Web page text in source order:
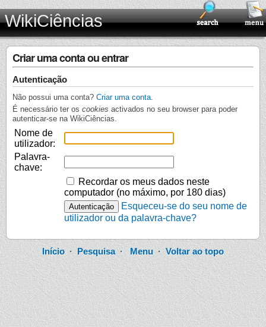
WikiCiências
Criar uma conta ou entrar
Autenticação
Não possui uma conta? Criar uma conta
É necessário ter os cookies activados no seu browser para poder
autenticar-se na WikiCiências.
Nome de
utilizador:
Palavra-
chave:
Recordar os meus dados neste
computador (no máximo, por 180 dias)
Esqueceu-se do seu nome de
utilizador ou da palavra-chave?
Início· Pesquisa·Menu ·Voltar ao topo